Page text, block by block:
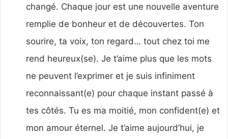
changé. Chaque jour est une nouvelle aventure
remplie de bonheur et de découvertes. Ton
sourire, ta voix, ton regard… tout chez toi me
rend heureux(se). Je t’aime plus que les mots
ne peuvent l’exprimer et je suis infiniment
reconnaissant(e) pour chaque instant passé à
tes côtés. Tu es ma moitié, mon confident(e) et
mon amour éternel. Je t’aime aujourd’hui, je